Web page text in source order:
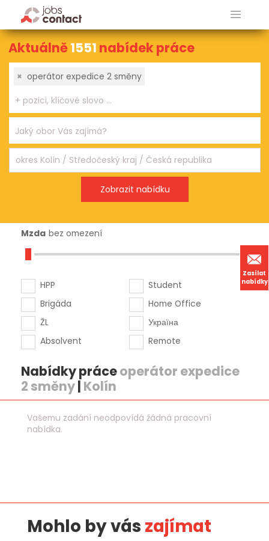
Zasílat
nabídky
Aktuálně1551 nabídek práce
× operátor expedice 2 směny
Mzda bez omezení
HPP
Brigáda
ŽL
Absolvent
Student
Home Office
Україна
Remote
Nabídky práceoperátor expedice
2 směny| Kolín
Vašemu zadání neodpovídá žádná pracovní
nabídka.
Mohlo by vás zajímat